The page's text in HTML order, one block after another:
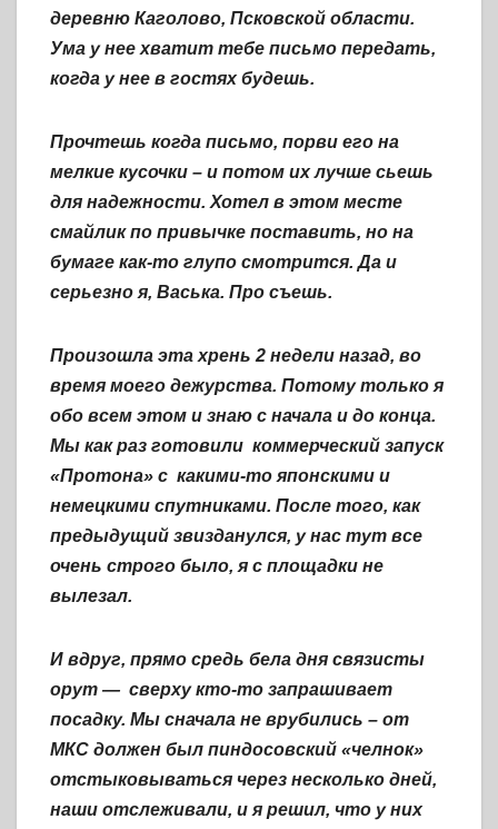
деревню Каголово, Псковской области.
Ума у нее хватит тебе письмо передать,
когда у нее в гостях будешь.
Прочтешь когда письмо, порви его на
мелкие кусочки – и потом их лучше сьешь
для надежности. Хотел в этом месте
смайлик по привычке поставить, но на
бумаге как-то глупо смотрится. Да и
серьезно я, Васька. Про съешь.
Произошла эта хрень 2 недели назад, во
время моего дежурства. Потому только я
обо всем этом и знаю с начала и до конца.
Мы как раз готовили коммерческий запуск
«Протона» с какими-то японскими и
немецкими спутниками. После того, как
предыдущий звизданулся, у нас тут все
очень строго было, я с площадки не
вылезал.
И вдруг, прямо средь бела дня связисты
орут — сверху кто-то запрашивает
посадку. Мы сначала не врубились – от
МКС должен был пиндосовский «челнок»
отстыковываться через несколько дней,
наши отслеживали, и я решил, что у них